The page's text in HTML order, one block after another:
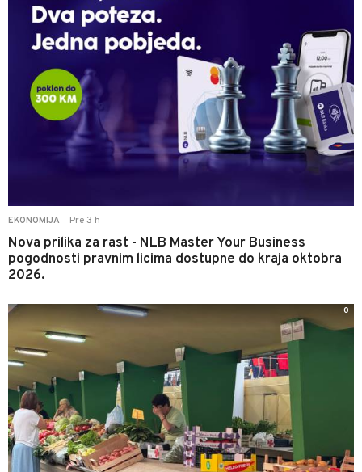
EKONOMIJA Pre 3 h
Nova prilika za rast - NLB Master Your Business
pogodnosti pravnim licima dostupne do kraja oktobra
2026.
0